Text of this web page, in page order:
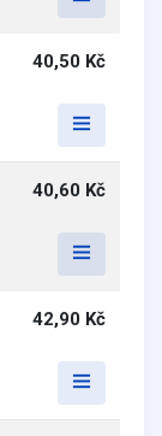
40,50 Kč
40,60 Kč
42,90 Kč